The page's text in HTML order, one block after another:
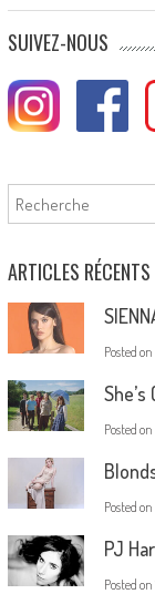
SUIVEZ-NOUS
Rechercher
ARTICLES RÉCENTS
Posted on
Posted on
Posted on
PJ
Posted on